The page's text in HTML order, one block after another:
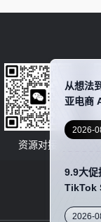
从想法
亚电商
2026-
9.9大
TikTok
选品直
2026-
资源对接